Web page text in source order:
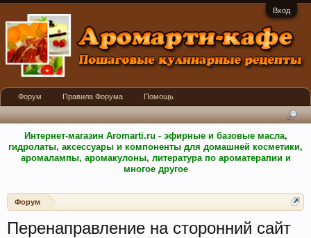
Вход
Интернет-магазин Aromarti.ru - эфирные и базовые масла,
гидролаты, аксессуары и компоненты для домашней косметики,
аромалампы, аромакулоны, литература по ароматерапии и
многое другое
Форум
Перенаправление на сторонний сайт
Форум Правила Форума Помощь